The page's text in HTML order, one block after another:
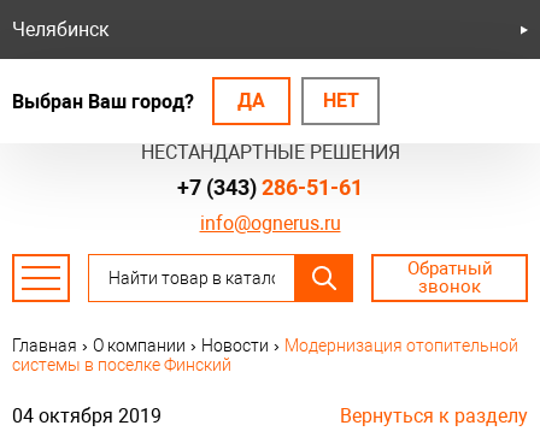
БЕЗОПАСНЫЕ СИСТЕМЫ
НЕСТАНДАРТНЫЕ РЕШЕНИЯ
Челябинск
Выбран Ваш город? ДА НЕТ
info@ognerus.ru
+7 (343)286-51-61
Обратный
звонок
Главная › О компании › Новости › Модернизация отопительной
системы в поселке Финский
04 октября 2019 Вернуться к разделу